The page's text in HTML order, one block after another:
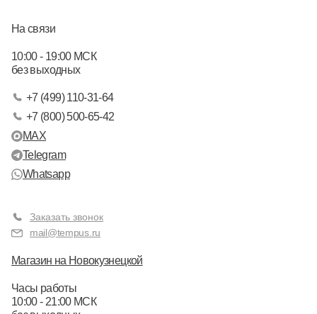
На связи
10:00 - 19:00 МСК
без выходных
+7 (499) 110-31-64
+7 (800) 500-65-42
MAX
Telegram
Whatsapp
Заказать звонок
mail@tempus.ru
Магазин на Новокузнецкой
Часы работы
10:00 - 21:00 МСК